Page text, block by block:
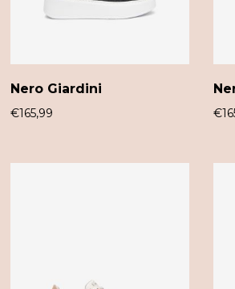
Nero Giardini
€165,99 €